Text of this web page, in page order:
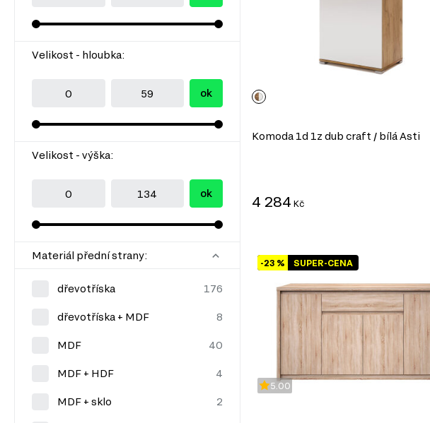
Velikost - hloubka:
ok
Velikost - výška:
ok
Materiál přední strany:
dřevotříska
dřevotříska + MDF
MDF
MDF + HDF
MDF + sklo
Komoda 1d 1z dub craft / bílá Asti
4 284 Kč
SUPER-CENA
-23 %
5.00